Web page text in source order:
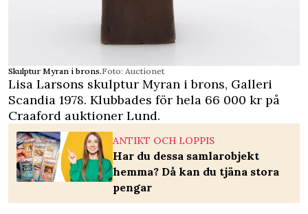
Skulptur Myran i brons.Foto: Auctionet
Lisa Larsons skulptur Myran i brons, Galleri
Scandia 1978. Klubbades för hela 66 000 kr på
Craaford auktioner Lund.
ANTIKT OCH LOPPIS
Har du dessa samlarobjekt
hemma? Då kan du tjäna stora
pengar